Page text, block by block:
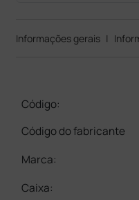
Informações gerais |
Código:
Código do fabricante
Marca:
Caixa: